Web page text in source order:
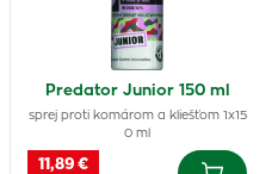
Predator Junior 150 ml
sprej proti komárom a kliešťom 1x15
0 ml
11,89 €